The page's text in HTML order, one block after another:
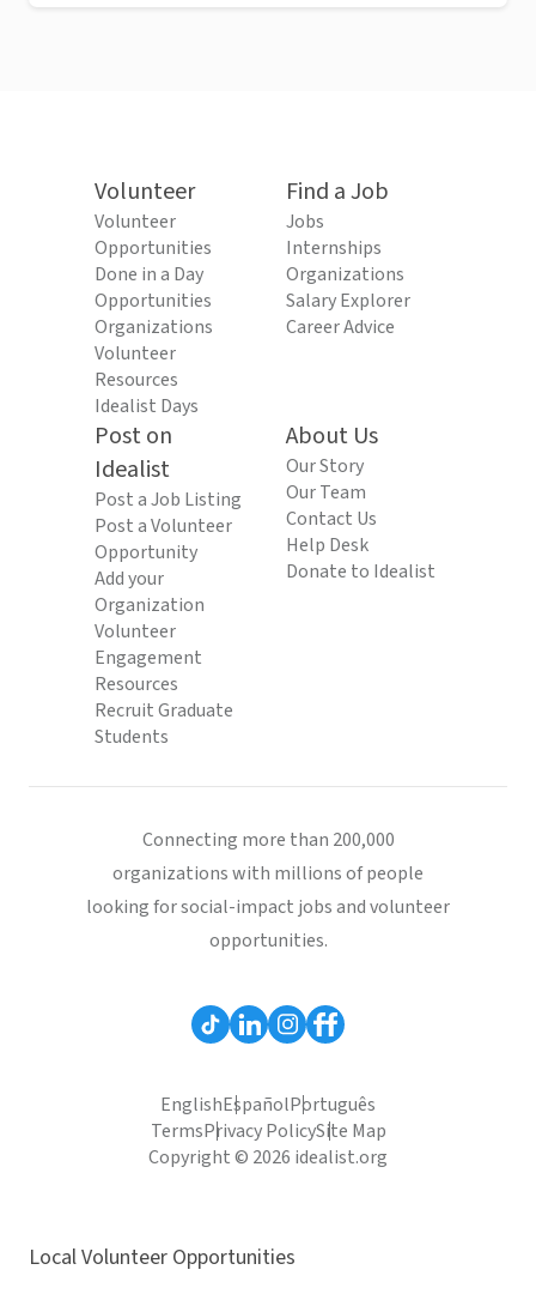
Volunteer
Volunteer
Opportunities
Done in a Day
Opportunities
Organizations
Volunteer
Resources
Idealist Days
Find a Job
Jobs
Internships
Organizations
Salary Explorer
Career Advice
Post on
Idealist
Post a Job Listing
Post a Volunteer
Opportunity
Add your
Organization
Volunteer
Engagement
Resources
Recruit Graduate
Students
About Us
Our Story
Our Team
Contact Us
Help Desk
Donate to Idealist
Connecting more than 200,000
organizations with millions of people
looking for social-impact jobs and volunteer
opportunities.
EnglishEspañolPortuguês
TermsPrivacy PolicySite Map
Copyright © 2026 idealist.org
Local Volunteer Opportunities